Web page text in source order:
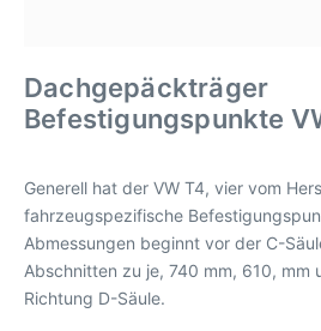
Dachgepäckträger
Befestigungspunkte
Generell hat der VW T4, vier vom
fahrzeugspezifische
Abmessungen beginnt vor der C-
Abschnitten zu je, 740 mm, 610, mm
Richtung D-Säule.